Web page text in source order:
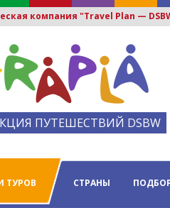
компания "Travel Plan —
ПУТЕШЕСТВИЙ DSBW
ТУРОВ СТРАНЫ